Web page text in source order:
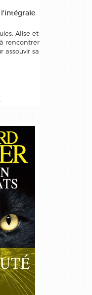
l'intégrale.
Alise et
rencontrer
assouvir sa